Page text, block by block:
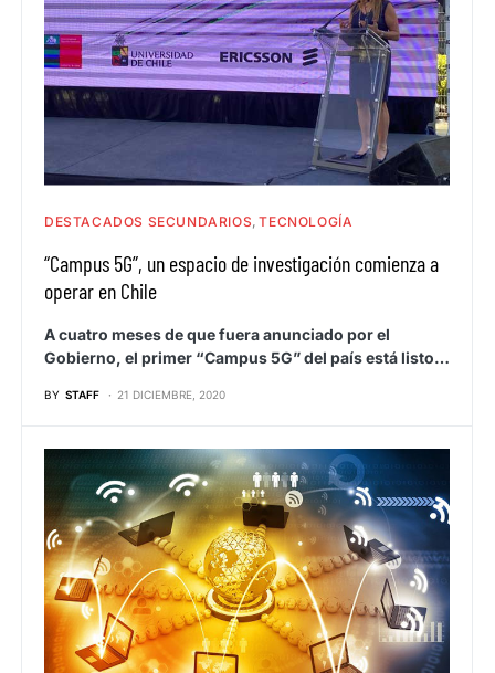
DESTACADOS SECUNDARIOS TECNOLOGÍA
“Campus 5G”, un espacio de investigación comienza a
operar en Chile
A cuatro meses de que fuera anunciado por el
Gobierno, el primer “Campus 5G” del país está listo…
BY STAFF 21 DICIEMBRE, 2020